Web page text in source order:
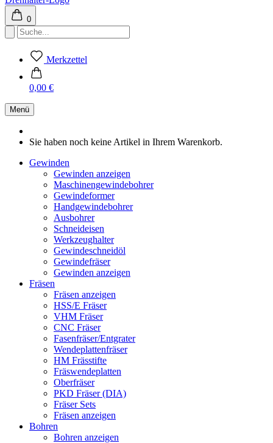
0
Merkzettel
0,00 €
Menü
Sie haben noch keine Artikel in Ihrem Warenkorb.
Gewinden
Gewinden anzeigen
Maschinengewindebohrer
Gewindeformer
Handgewindebohrer
Ausbohrer
Schneideisen
Werkzeughalter
Gewindeschneidöl
Gewindefräser
Gewinden anzeigen
Fräsen
Fräsen anzeigen
HSS/E Fräser
VHM Fräser
CNC Fräser
Fasenfräser/Entgrater
Wendeplattenfräser
HM Frässtifte
Fräswendeplatten
Oberfräser
PKD Fräser (DIA)
Fräser Sets
Fräsen anzeigen
Bohren
Bohren anzeigen